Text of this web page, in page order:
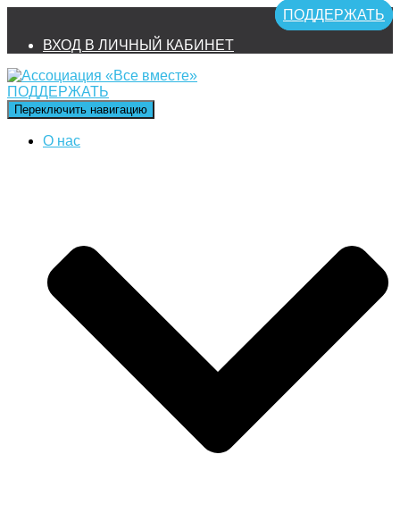
ПОДДЕРЖАТЬ
ВХОД В ЛИЧНЫЙ КАБИНЕТ
ПОДДЕРЖАТЬ
Переключить навигацию
О нас